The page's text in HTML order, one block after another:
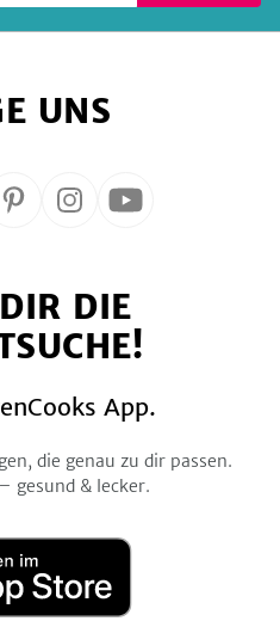
UNS
Folge
Pinterest
Folge
Instagram
Folge
YouTube
DIE
App.
die genau zu dir passen.
gesund & lecker.